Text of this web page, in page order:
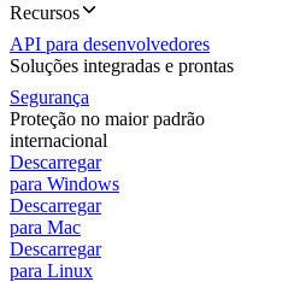
Recursos
API para desenvolvedores
Soluções integradas e prontas
Segurança
Proteção no maior padrão
internacional
Descarregar
para Windows
Descarregar
para Mac
Descarregar
para Linux